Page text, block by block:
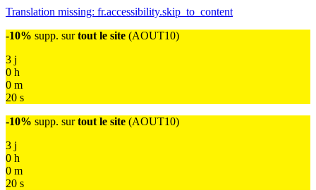
Translation missing: fr.accessibility.skip_to_content
-10% supp. surtout le site (AOUT10)
3 j
0 h
0 m
17 s
-10% supp. surtout le site (AOUT10)
3 j
0 h
0 m
17 s